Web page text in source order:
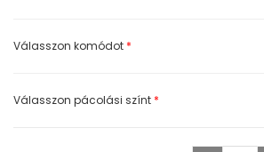
Válasszon komódot *
Válasszon pácolási színt *